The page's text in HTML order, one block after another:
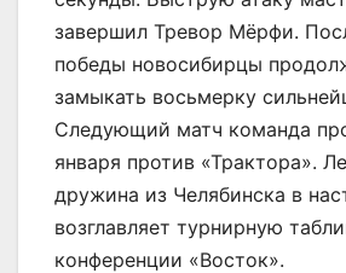
завершил Тревор Мёрфи.
победы новосибирцы
замыкать восьмерку
Следующий матч команда
января против «Трактора».
дружина из Челябинска в
возглавляет турнирную
конференции «Восток».